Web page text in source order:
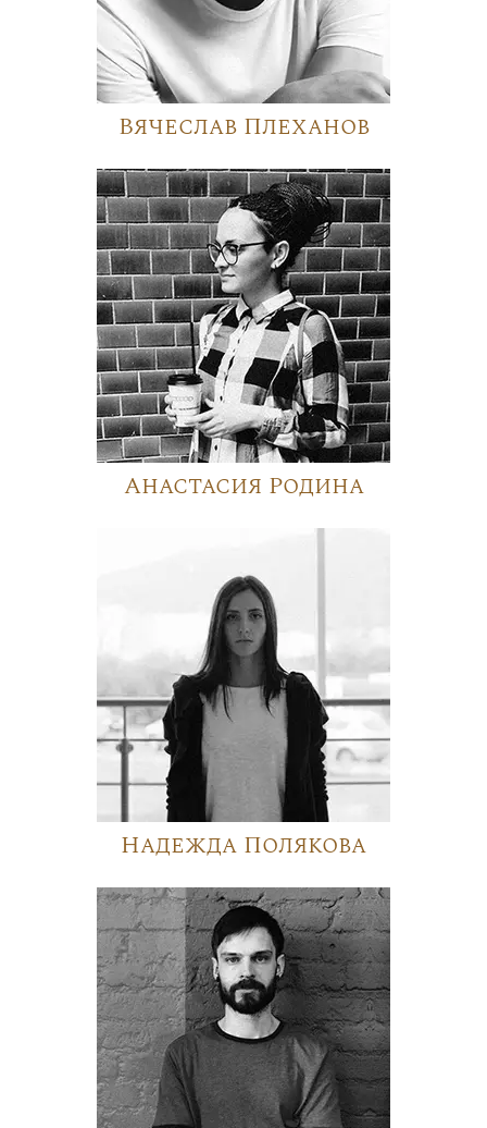
Вячеслав Плеханов
Анастасия Родина
Надежда Полякова